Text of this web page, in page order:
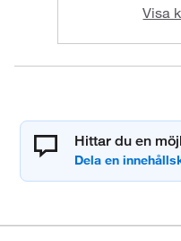
Visa
Hittar du en